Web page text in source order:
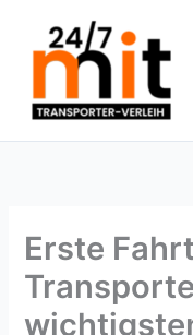
springen
Erste